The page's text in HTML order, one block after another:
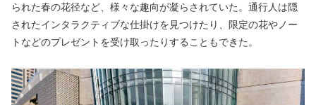
られた春の花径など、様々な趣向が凝らされていた。通行人は隠
されたインタラクティブな仕掛けを見つけたり、限定の花やノー
トなどのプレゼントを受け取ったりすることもできた。